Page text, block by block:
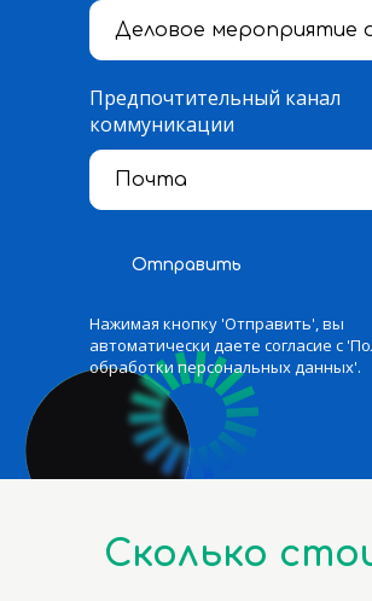
Предпочтительный канал
коммуникации
Отправить
Нажимая кнопку 'Отправить', вы
автоматически даете согласие с
обработки персональных данных'.
Сколько